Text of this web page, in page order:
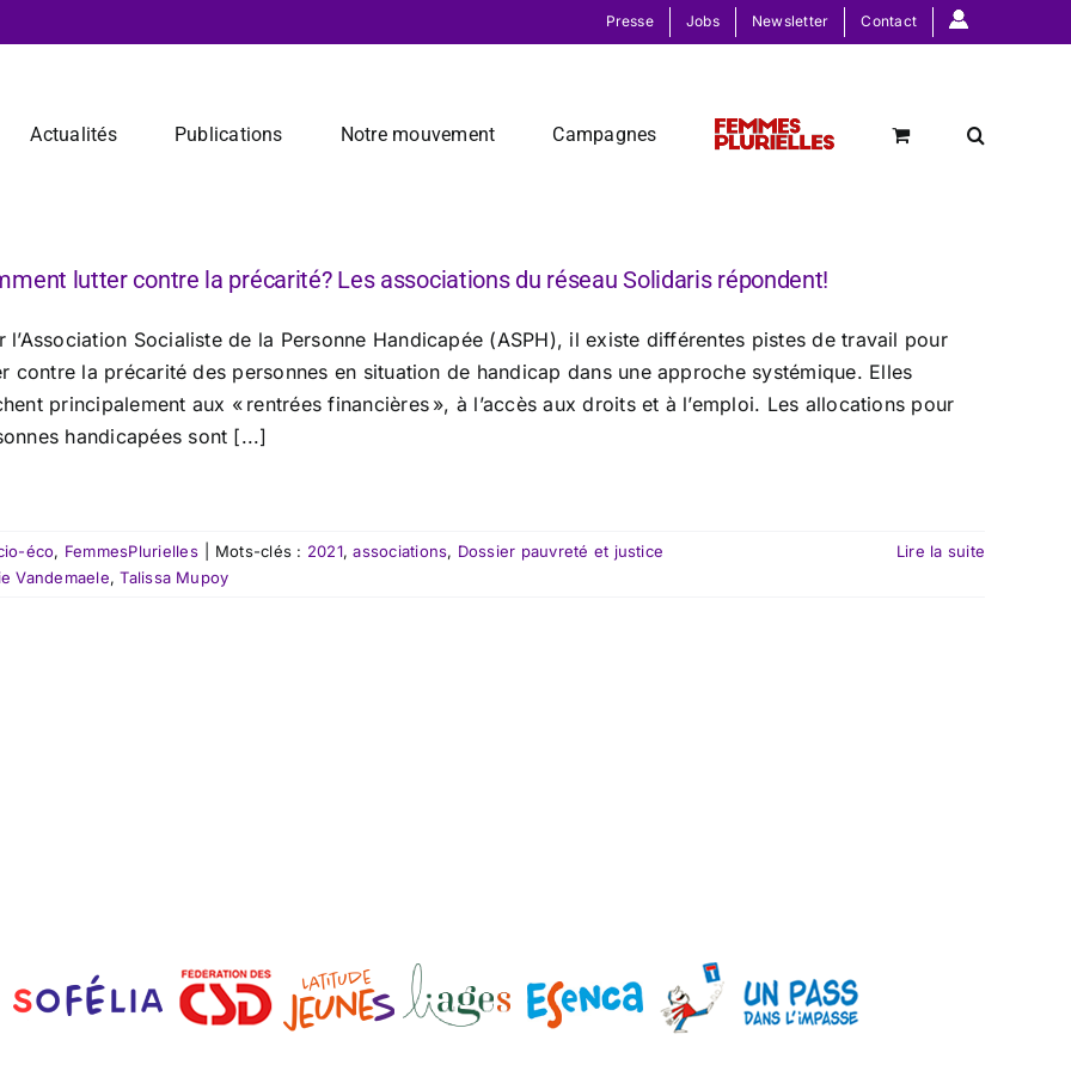
Presse Jobs Newsletter Contact
Actualités Publications Notre mouvement Campagnes
lutter contre la précarité? Les associations du réseau Solidaris répondent!
l’Association Socialiste de la Personne Handicapée (ASPH), il existe différentes pistes de travail pour
contre la précarité des personnes en situation de handicap dans une approche systémique. Elles
principalement aux « rentrées financières », à l’accès aux droits et à l’emploi. Les allocations pour
handicapées sont [...]
éco, FemmesPlurielles Mots-clés : 2021,associations, Dossier pauvreté et justice
Vandemaele,Talissa Mupoy
Lire la suite